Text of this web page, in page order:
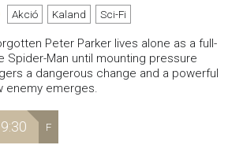
Akció Kaland Sci-Fi
Peter Parker lives alone as a full-
Spider-Man until mounting pressure
a dangerous change and a powerful
enemy emerges.
F